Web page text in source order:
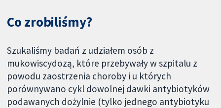
Co zrobiliśmy?
Szukaliśmy badań z udziałem osób z
mukowiscydozą, które przebywały w szpitalu z
powodu zaostrzenia choroby i u których
porównywano cykl dowolnej dawki antybiotyków
podawanych dożylnie (tylko jednego antybiotyku